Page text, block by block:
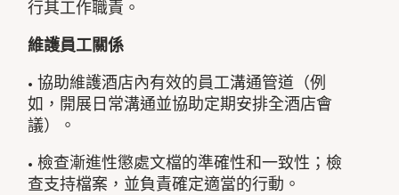
行其工作職責。
維護員工關係
• 協助維護酒店內有效的員工溝通管道（例
如，開展日常溝通並協助定期安排全酒店會
議）。
• 檢查漸進性懲處文檔的準確性和一致性；檢
查支持檔案，並負責確定適當的行動。